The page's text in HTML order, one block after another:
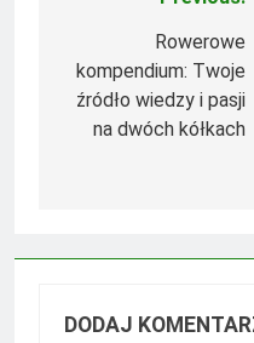
Rowerowe
kompendium: Twoje
źródło wiedzy i pasji
na dwóch kółkach
DODAJ